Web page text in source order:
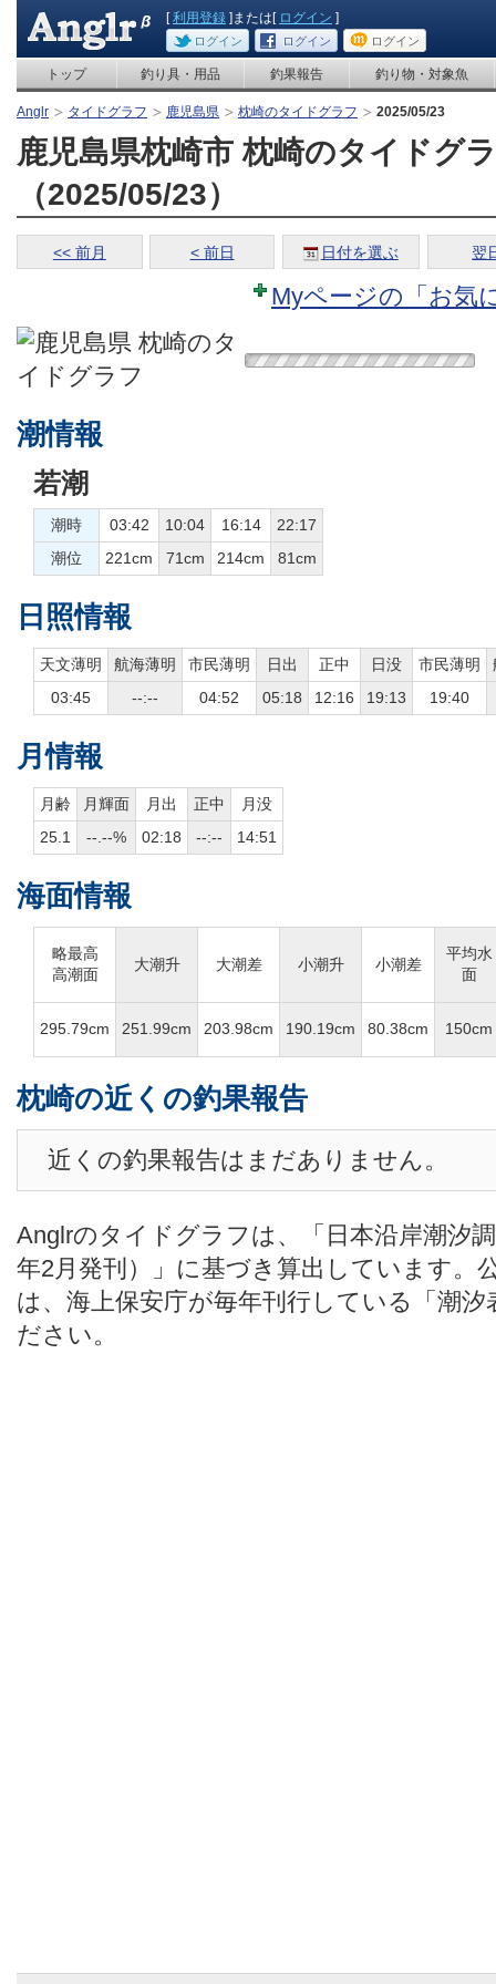
[利用登録 ]または[ ログイン ]
ログイン ログイン ログイン
トップ 釣り具・用品 釣果報告 釣り物・対象魚
Anglr タイドグラフ 鹿児島県 枕崎のタイドグラフ 2025/05/23
鹿児島県枕崎市 枕崎のタイドグ
（2025/05/23）
<< 前月 < 前日 日付を選ぶ 翌
Myページの「お気
潮情報
若潮
潮時 03:42 10:04 16:14
22:17
潮位
221cm 71cm 214cm 81cm
日照情報
天文薄明 航海薄明 市民薄明 日出 正中 日没 市民薄明
03:45
--:-- 04:52 05:18 12:16 19:13 19:40
月情報
月齢 月輝面 月出 正中
月没
25.1
--.--% 02:18 --:-- 14:51
海面情報
略最高
高潮面
大潮升 大潮差 小潮升 小潮差
平均水
面
295.79cm 251.99cm 203.98cm 190.19cm 80.38cm 150cm
枕崎の近くの釣果報告
近くの釣果報告はまだありません。
Anglrのタイドグラフは、「日本沿岸潮汐
年2月発刊）」に基づき算出しています。
は、海上保安庁が毎年刊行している「潮
ださい。